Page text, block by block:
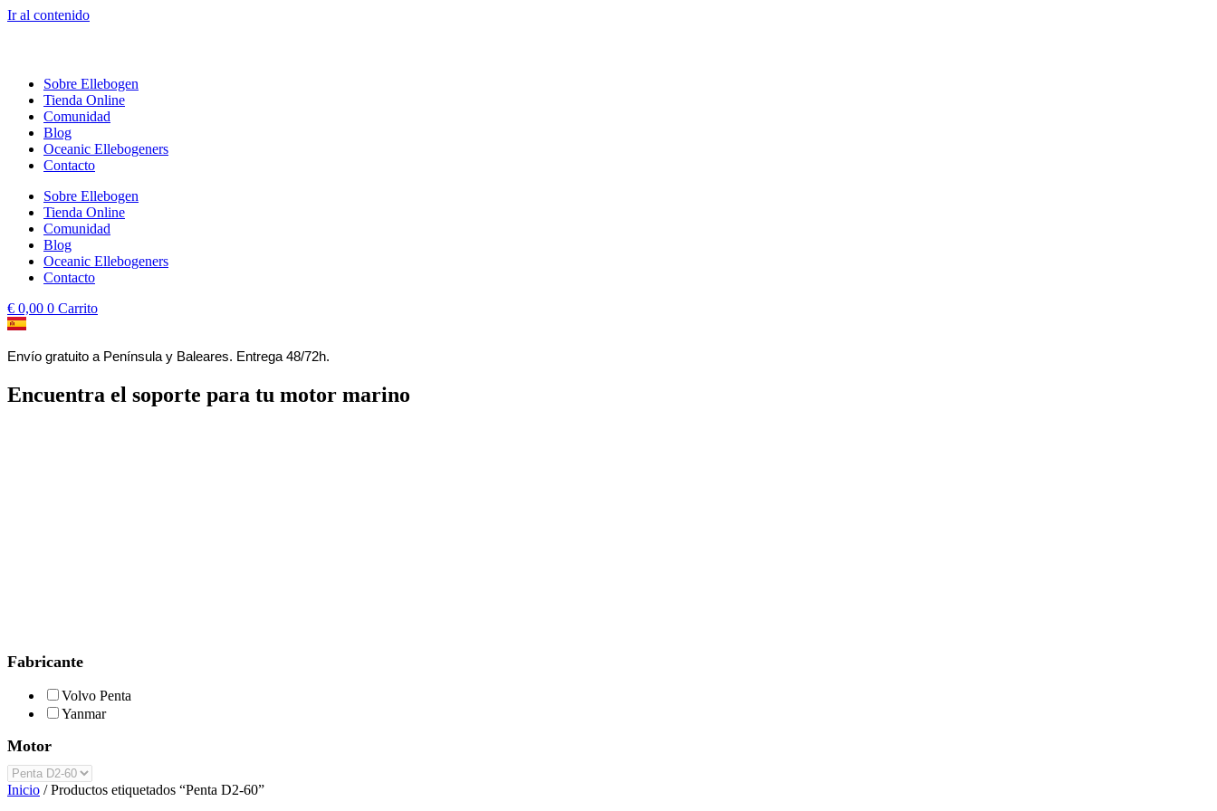
Ir al contenido
Sobre Ellebogen
Tienda Online
Comunidad
Blog
Oceanic Ellebogeners
Contacto
Sobre Ellebogen
Tienda Online
Comunidad
Blog
Oceanic Ellebogeners
Contacto
€ 0,00 0 Carrito
Envío gratuito a Península y Baleares. Entrega 48/72h.
Encuentra el soporte para tu motor marino
Fabricante
Volvo Penta
Yanmar
Motor
Inicio / Productos etiquetados “Penta D2-60”